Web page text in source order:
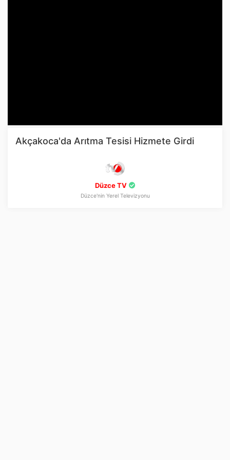
Akçakoca'da Arıtma Tesisi Hizmete Girdi
Düzce TV
Düzce'nin Yerel Televizyonu